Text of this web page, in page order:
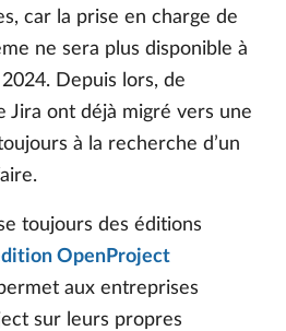
car la prise en charge de
ne sera plus disponible à
Depuis lors, de
Jira ont déjà migré vers une
à la recherche d’un
toujours des éditions
OpenProject
aux entreprises
sur leurs propres